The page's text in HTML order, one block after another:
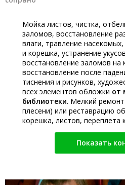
Мойка листов, чистка,
заломов, восстановление
влаги, травление
и корешка, устранение
восстановление заломов на
восстановление после
тиснения и рисунков,
всех элементов обложки от
библиотеки. Мелкий
плесени) или реставрацию
корешка, листов, переплета
Показать